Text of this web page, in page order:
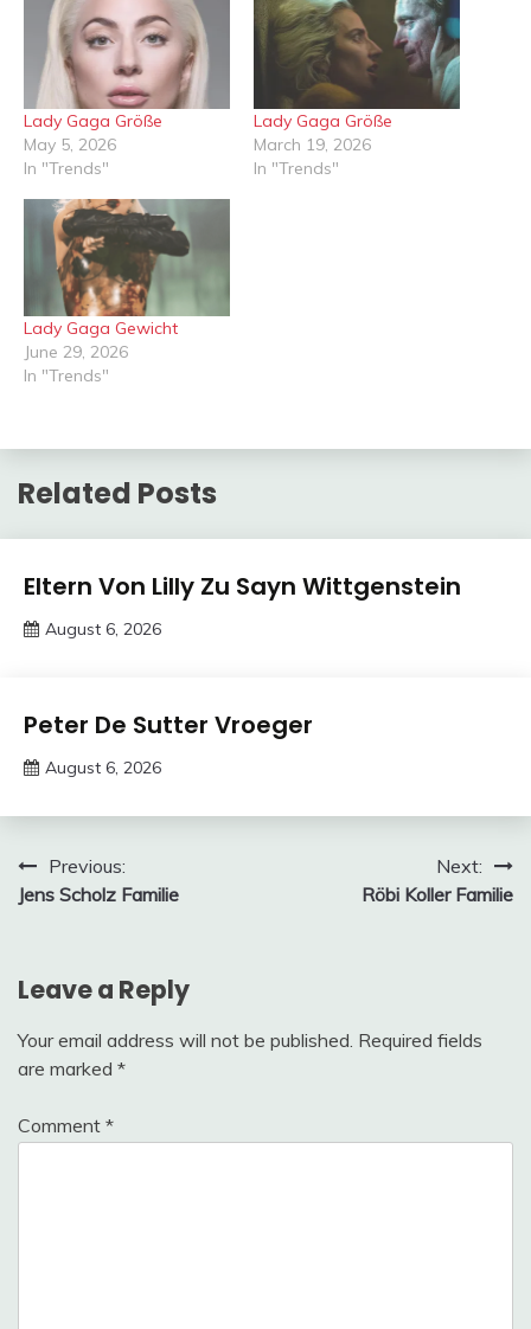
Lady Gaga Größe
May 5, 2026
In "Trends"
Lady Gaga Größe
March 19, 2026
In "Trends"
Lady Gaga Gewicht
June 29, 2026
In "Trends"
Related Posts
Trends
Eltern Von Lilly Zu Sayn Wittgenstein
August 6, 2026
Trends
Peter De Sutter Vroeger
August 6, 2026
Post
navigation
Previous:
Jens Scholz Familie
Next:
Röbi Koller Familie
Leave a Reply
Your email address will not be published. Required fields
are marked *
Comment *